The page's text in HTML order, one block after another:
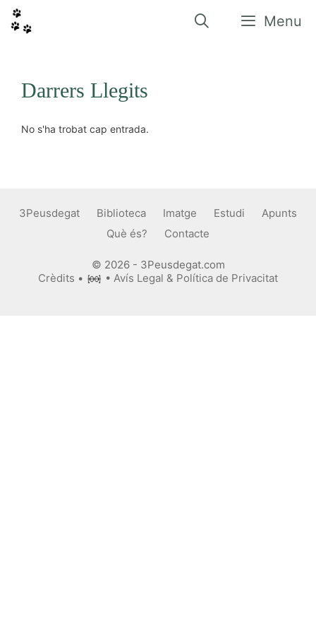
contingut
Menu
Darrers Llegits
No s'ha trobat cap entrada.
3Peusdegat Biblioteca Imatge Estudi
Apunts
Què és?
Contacte
© 2026 - 3Peusdegat.com
Crèdits • •Avís Legal & Política de Privacitat